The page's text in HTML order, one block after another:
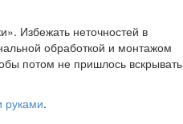
Избежать неточностей в
обработкой и монтажом
потом не пришлось вскрывать
руками.